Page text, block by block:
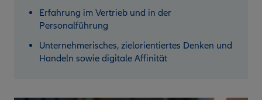
Erfahrung im Vertrieb und in der
Personalführung
Unternehmerisches, zielorientiertes Denken und
Handeln sowie digitale Affinität